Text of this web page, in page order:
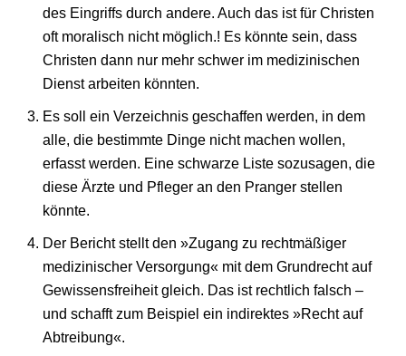
des Eingriffs durch andere. Auch das ist für Christen
oft moralisch nicht möglich.! Es könnte sein, dass
Christen dann nur mehr schwer im medizinischen
Dienst arbeiten könnten.
Es soll ein Verzeichnis geschaffen werden, in dem
alle, die bestimmte Dinge nicht machen wollen,
erfasst werden. Eine schwarze Liste sozusagen, die
diese Ärzte und Pfleger an den Pranger stellen
könnte.
Der Bericht stellt den »Zugang zu rechtmäßiger
medizinischer Versorgung« mit dem Grundrecht auf
Gewissensfreiheit gleich. Das ist rechtlich falsch –
und schafft zum Beispiel ein indirektes »Recht auf
Abtreibung«.